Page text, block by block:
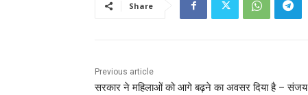
Share
Previous article
सरकार ने महिलाओं को आगे बढ़ने का अवसर दिया है – संजय